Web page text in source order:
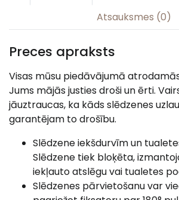
Atsauksmes (0)
Preces apraksts
Visas mūsu piedāvājumā
Jums mājās justies droši un ērti.
jāuztraucas, ka kāds slēdzenes
garantējam to drošību.
Slēdzene iekšdurvīm un
Slēdzene tiek bloķēta,
iekļauto atslēgu vai tualetes
Slēdzenes pārvietošanu var